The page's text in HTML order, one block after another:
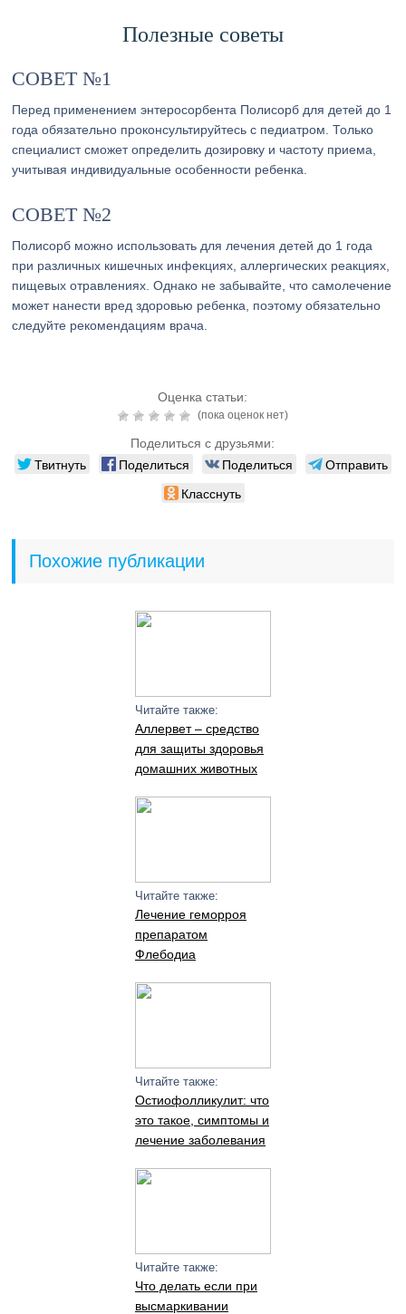
Полезные советы
СОВЕТ №1
Перед применением энтеросорбента Полисорб для детей до 1
года обязательно проконсультируйтесь с педиатром. Только
специалист сможет определить дозировку и частоту приема,
учитывая индивидуальные особенности ребенка.
СОВЕТ №2
Полисорб можно использовать для лечения детей до 1 года
при различных кишечных инфекциях, аллергических реакциях,
пищевых отравлениях. Однако не забывайте, что самолечение
может нанести вред здоровью ребенка, поэтому обязательно
следуйте рекомендациям врача.
Оценка статьи:
(пока оценок нет)
Поделиться с друзьями:
Твитнуть Поделиться Поделиться
Отправить
Класснуть
Похожие публикации
Читайте также:
Аллервет – средство
для защиты здоровья
домашних животных
Читайте также:
Лечение геморроя
препаратом
Флебодиа
Читайте также:
Остиофолликулит: что
это такое, симптомы и
лечение заболевания
Читайте также:
Что делать если при
высмаркивании